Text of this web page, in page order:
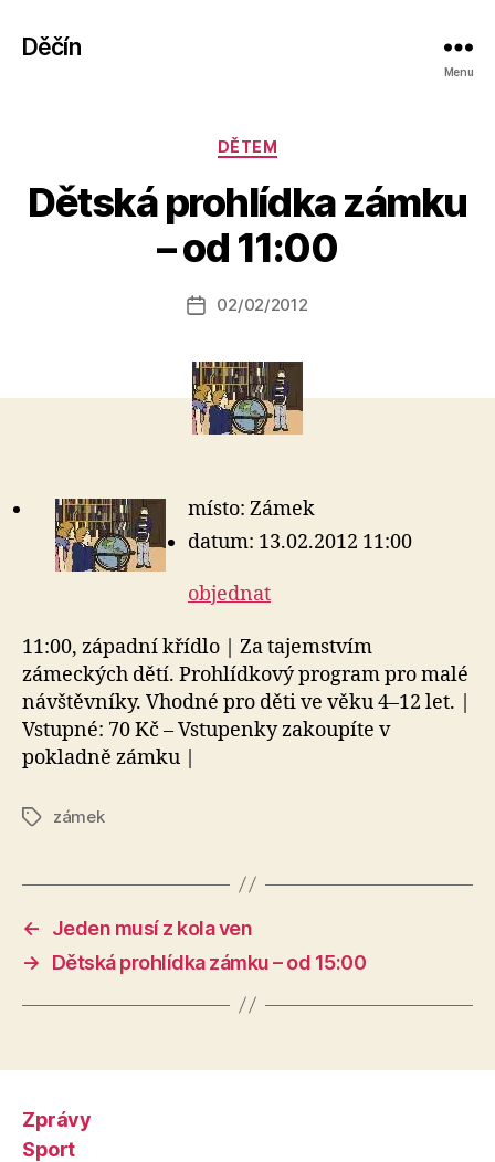
Děčín
Menu
Rubriky
DĚTEM
Dětská prohlídka zámku
– od 11:00
Autor
příspěvku
A
t
o
a
s
o
Datum
02/02/2012
místo: Zámek
datum: 13.02.2012 11:00
objednat
11:00, západní křídlo | Za tajemstvím
zámeckých dětí. Prohlídkový program pro malé
návštěvníky. Vhodné pro děti ve věku 4–12 let. |
Vstupné: 70 Kč – Vstupenky zakoupíte v
pokladně zámku |
Štítkyzámek
←
Jeden musí z kola ven
→
Dětská prohlídka zámku – od 15:00
Zprávy
Sport